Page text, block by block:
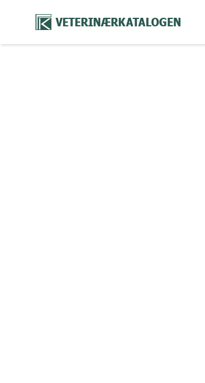
VETERINÆRKATALOGEN